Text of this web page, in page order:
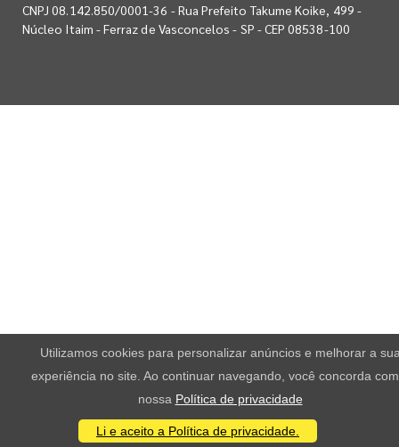
CNPJ 08.142.850/0001-36 - Rua Prefeito Takume Koike, 499 -
Núcleo Itaim - Ferraz de Vasconcelos - SP - CEP 08538-100
Utilizamos cookies para personalizar anúncios e melhorar a
experiência no site. Ao continuar navegando, você concorda
nossa Política de privacidade
Li e aceito a Política de privacidade.